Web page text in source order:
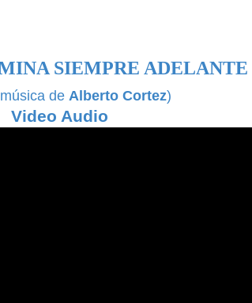
SIEMPRE ADELANTE
de Alberto Cortez)
Video Audio